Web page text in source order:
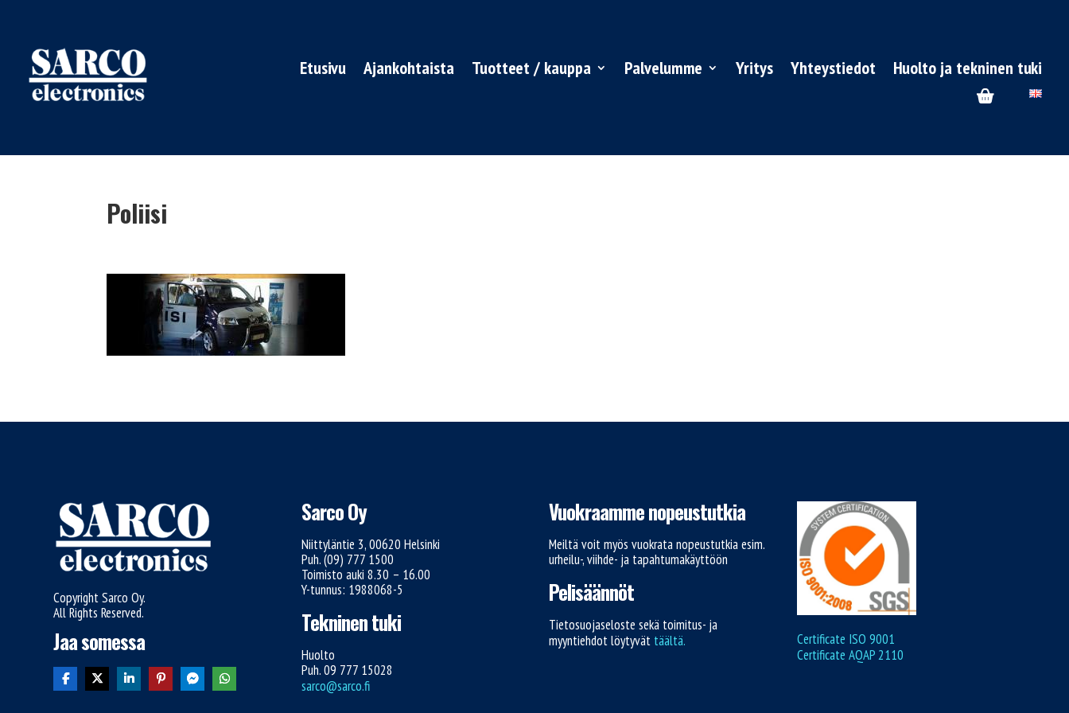
Etusivu Ajankohtaista Tuotteet / kauppa Palvelumme Yritys Yhteystiedot Huolto ja tekninen tuki
Poliisi
Copyright Sarco Oy.
All Rights Reserved.
Jaa somessa
Sarco Oy
Niittyläntie 3, 00620 Helsinki
Puh. (09) 777 1500
Toimisto auki 8.30 – 16.00
Y-tunnus: 1988068-5
Tekninen tuki
Huolto
Puh. 09 777 15028
sarco@sarco.fi
Vuokraamme nopeustutkia
Meiltä voit myös vuokrata nopeustutkia esim.
urheilu-, viihde- ja tapahtumakäyttöön
Pelisäännöt
Tietosuojaseloste sekä toimitus- ja
myyntiehdot löytyvät täältä.
Certificate ISO 9001
Certificate AQAP 2110